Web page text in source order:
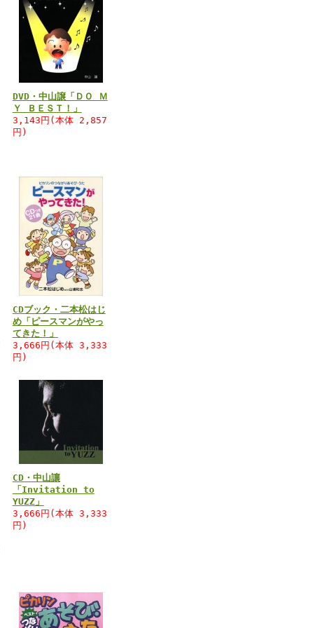
DVD・中山譲「ＤＯ Ｍ
Ｙ ＢＥＳＴ！」
3,143円(本体 2,857
円)
CDブック・二本松はじ
め「ピースマンがやっ
てきた！」
3,666円(本体 3,333
円)
CD・中山讓
「Invitation to
YUZZ」
3,666円(本体 3,333
円)